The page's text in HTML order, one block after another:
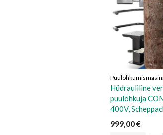
Hüdrauliline
puulõhkuja
400V,
999,00€